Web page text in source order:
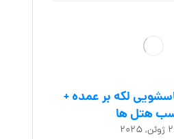
لکه بر عمده +
هتل ها